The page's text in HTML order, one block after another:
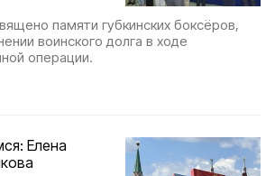
памяти губкинских боксёров,
воинского долга в ходе
операции.
Елена